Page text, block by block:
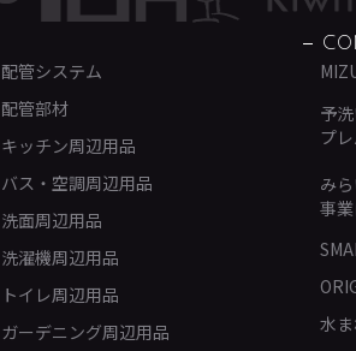
配管システム
配管部材
キッチン周辺用品
バス・空調周辺用品
洗面周辺用品
洗濯機周辺用品
トイレ周辺用品
ガーデニング周辺用品
予
プ
み
事
水